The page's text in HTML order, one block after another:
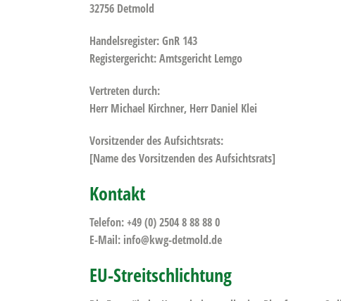
32756 Detmold
Handelsregister: GnR 143
Registergericht: Amtsgericht Lemgo
Vertreten durch:
Herr Michael Kirchner, Herr Daniel Klei
Vorsitzender des Aufsichtsrats:
[Name des Vorsitzenden des Aufsichtsrats]
Kontakt
Telefon: +49 (0) 2504 8 88 88 0
E-Mail: info@kwg-detmold.de
EU-Streitschlichtung